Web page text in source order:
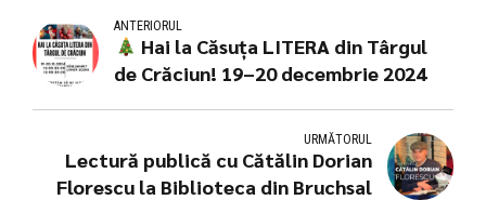
ANTERIORUL
Hai la Căsuța LITERA din Târgul
de Crăciun! 19–20 decembrie 2024
URMĂTORUL
Lectură publică cu Cătălin Dorian
Florescu la Biblioteca din Bruchsal